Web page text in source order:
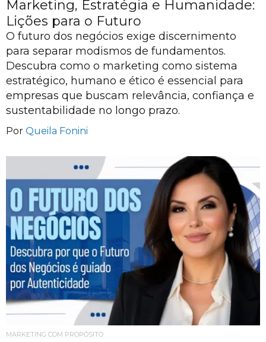
Marketing, Estratégia e Humanidade:
Lições para o Futuro
O futuro dos negócios exige discernimento
para separar modismos de fundamentos.
Descubra como o marketing como sistema
estratégico, humano e ético é essencial para
empresas que buscam relevância, confiança e
sustentabilidade no longo prazo.
Por Queila Fonini
MARKETING COM PROPÓSITO